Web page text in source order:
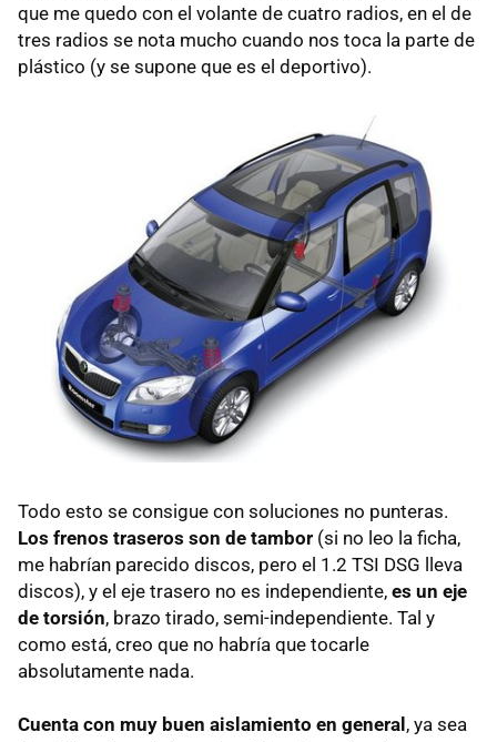
que me quedo con el volante de cuatro radios, en el de
tres radios se nota mucho cuando nos toca la parte de
plástico (y se supone que es el deportivo).
Todo esto se consigue con soluciones no punteras.
Los frenos traseros son de tambor (si no leo la ficha,
me habrían parecido discos, pero el 1.2 TSI DSG lleva
discos), y el eje trasero no es independiente, es un eje
de torsión, brazo tirado, semi-independiente. Tal y
como está, creo que no habría que tocarle
absolutamente nada.
Cuenta con muy buen aislamiento en general, ya sea